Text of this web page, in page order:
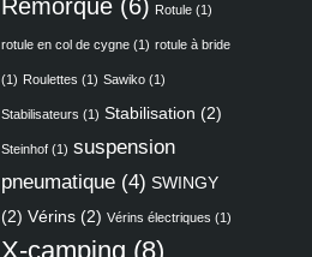
Remorque (6) Rotule (1)
rotule en col de cygne (1) rotule à bride
(1) Roulettes (1) Sawiko (1)
Stabilisateurs (1) Stabilisation (2)
Steinhof (1) suspension
pneumatique (4) SWINGY
(2) Vérins (2) Vérins électriques (1)
X-camping (8)